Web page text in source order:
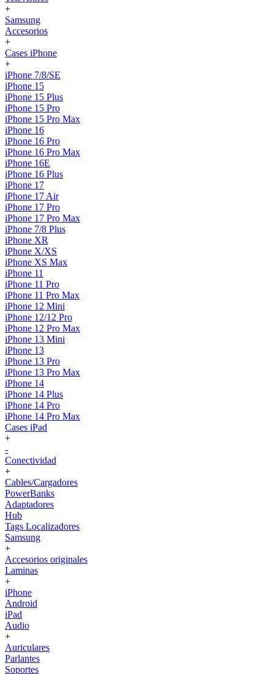
+
Samsung
Accesorios
+
Cases iPhone
+
iPhone 7/8/SE
iPhone 15
iPhone 15 Plus
iPhone 15 Pro
iPhone 15 Pro Max
iPhone 16
iPhone 16 Pro
iPhone 16 Pro Max
iPhone 16E
iPhone 16 Plus
iPhone 17
iPhone 17 Air
iPhone 17 Pro
iPhone 17 Pro Max
iPhone 7/8 Plus
iPhone XR
iPhone X/XS
iPhone XS Max
iPhone 11
iPhone 11 Pro
iPhone 11 Pro Max
iPhone 12 Mini
iPhone 12/12 Pro
iPhone 12 Pro Max
iPhone 13 Mini
iPhone 13
iPhone 13 Pro
iPhone 13 Pro Max
iPhone 14
iPhone 14 Plus
iPhone 14 Pro
iPhone 14 Pro Max
Cases iPad
+
-
Conectividad
+
Cables/Cargadores
PowerBanks
Adaptadores
Hub
Tags Localizadores
Samsung
+
Accesorios originales
Laminas
+
iPhone
Android
iPad
Audio
+
Auriculares
Parlantes
Soportes